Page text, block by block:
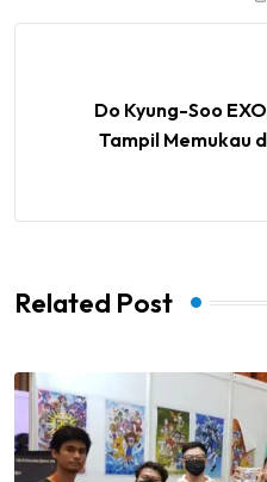
Do Kyung-Soo
Tampil Memukau
Related Post